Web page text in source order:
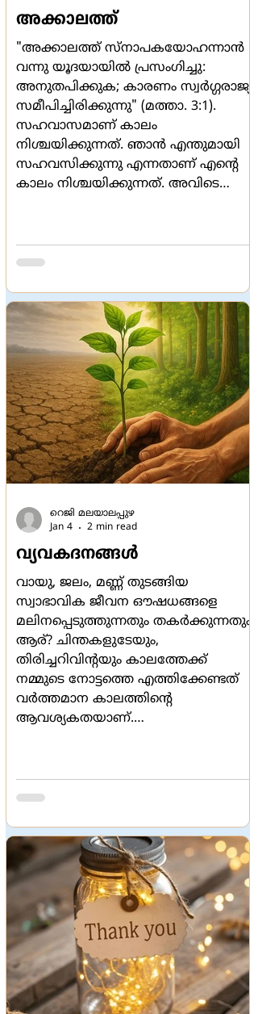
അക്കാലത്ത്
"അക്കാലത്ത് സ്നാപകയോഹന്നാന്‍
വന്നു യൂദയായില്‍ പ്രസംഗിച്ചു:
അനുതപിക്കുക; കാരണം സ്വര്‍ഗ്ഗരാജ്യം
സമീപിച്ചിരിക്കുന്നു" (മത്താ. 3:1).
സഹവാസമാണ് കാലം
നിശ്ചയിക്കുന്നത്. ഞാന്‍ എന്തുമായി
സഹവസിക്കുന്നു എന്നതാണ് എന്‍റെ
കാലം നിശ്ചയിക്കുന്നത്. അവിടെ
വേണ്ടതിന് നമുക്ക് സമയം തികയാതെ
പോവുകയും, വേണ്ടാത്തതിന് നേരം
സഹവാസനം ഉപവാസമാണ്. കൂടെ
വസിക്കലാണ്. ചിലരുടെ കൂടെ
പൊറുക്കാന്‍ എളുപ്പമാണ്. എന്നാല്‍
വേറെ ചിലരുടെ കൂട
വ്യവകദനങ്ങള്‍
വായു, ജലം, മണ്ണ് തുടങ്ങിയ
സ്വാഭാവിക ജീവന ഔഷധങ്ങളെ
മലിനപ്പെടുത്തുന്നതും തകര്‍ക്കുന്നതും
ആര്? ചിന്തകളുടേയും,
തിരിച്ചറിവിന്‍റയും കാലത്തേക്ക്
നമ്മുടെ നോട്ടത്തെ എത്തിക്കേണ്ടത്
വര്‍ത്തമാന കാലത്തിന്‍റെ
ആവശ്യകതയാണ്.
വിഷം കലര്‍ത്തിവിട്ടിട്ടുണ്ട് നാം
ഓരോരുത്തരും. ആവാസ വ്യവസ്ഥ
ബന്ധങ്ങളില്‍ വിള്ളലുകള്‍ വീണിട്ടുണ്ട്.
പ്രകൃതിയില്‍ സ്വാഭാവികമായി
ഉണ്ടാകുന്ന ക്ഷോഭ പ്രക്രിയയുടെ ആഴം
വര്‍ധിപ്പിക്കുന്നത്
റെജി മലയാലപ്പുഴ
Jan 4
2 min read